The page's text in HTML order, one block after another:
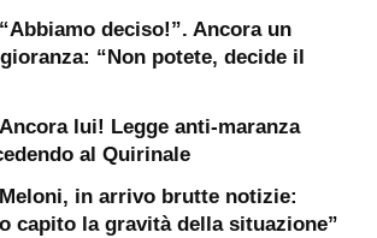
“Abbiamo deciso!”. Ancora un
“Non potete, decide il
Ancora lui! Legge anti-maranza
al Quirinale
Meloni, in arrivo brutte notizie:
capito la gravità della situazione”